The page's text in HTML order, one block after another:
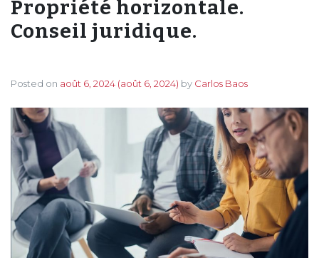
Propriété horizontale.
Conseil juridique.
Posted on août 6, 2024 (août 6, 2024) by Carlos Baos